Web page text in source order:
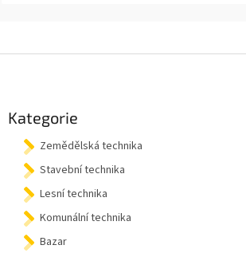
Kategorie
Zemědělská technika
Stavební technika
Lesní technika
Komunální technika
Bazar